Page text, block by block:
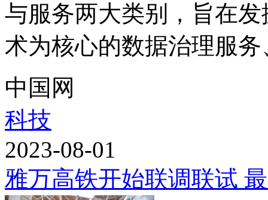
与服务两大类别，旨在
术为核心的数据治理服
中国网
科技
2023-08-01
雅万高铁开始联调联试